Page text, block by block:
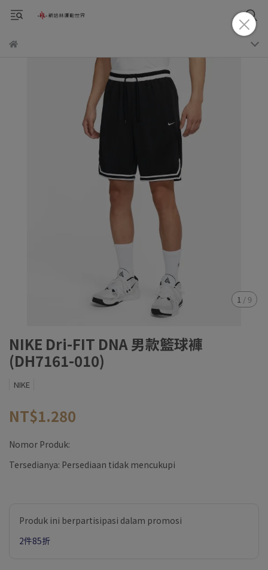
1 / 9
NIKE Dri-FIT DNA 男款籃球褲
(DH7161-010)
NIKE
NT$1.280
Nomor Produk:
Tersedianya: Persediaan tidak mencukupi
Produk ini berpartisipasi dalam promosi
2件85折